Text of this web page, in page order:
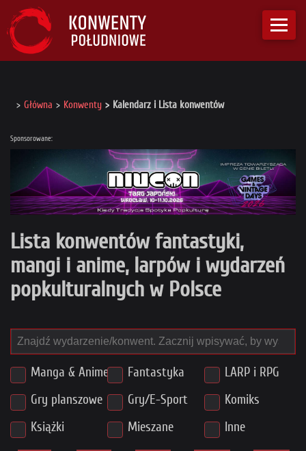
Główna Konwenty Kalendarz i Lista konwentów
Sponsorowane:
Lista konwentów fantastyki,
mangi i anime, larpów i wydarzeń
popkulturalnych w Polsce
Manga & Anime Fantastyka
LARP i RPG
Gry planszowe
Gry/E-Sport
Komiks
Książki
Mieszane Inne